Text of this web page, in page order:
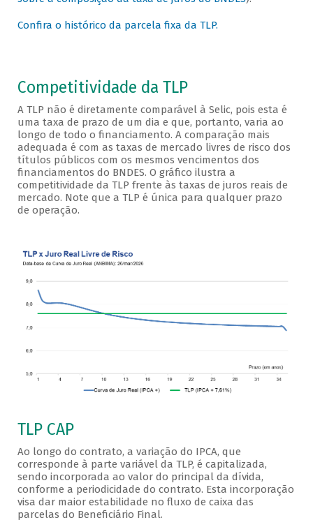
Confira o histórico da parcela fixa da TLP.
Competitividade da TLP
A TLP não é diretamente comparável à Selic, pois esta é
uma taxa de prazo de um dia e que, portanto, varia ao
longo de todo o financiamento. A comparação mais
adequada é com as taxas de mercado livres de risco dos
títulos públicos com os mesmos vencimentos dos
financiamentos do BNDES. O gráfico ilustra a
competitividade da TLP frente às taxas de juros reais de
mercado. Note que a TLP é única para qualquer prazo
de operação.
TLP CAP
Ao longo do contrato, a variação do IPCA, que
corresponde à parte variável da TLP, é capitalizada,
sendo incorporada ao valor do principal da dívida,
conforme a periodicidade do contrato. Esta incorporação
visa dar maior estabilidade no fluxo de caixa das
parcelas do Beneficiário Final.